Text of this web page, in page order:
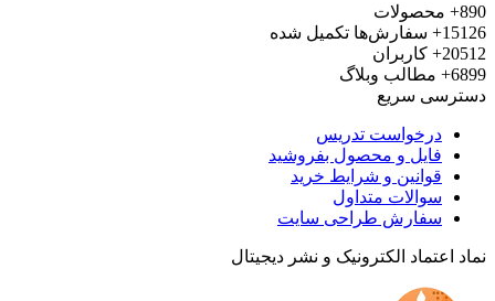
محصولات
سفارش‌ها تکمیل شده
کاربران
مطالب وبلاگ
سریع
درخواست تدریس
فایل و محصول بفروشید
قوانین و شرایط خرید
سوالات متداول
سفارش طراحی سایت
اعتماد الکترونیک و نشر دیجیتال